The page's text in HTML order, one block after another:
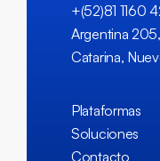
+(52)81 1160
Argentina
Catarina,
Plataformas
Soluciones
Contacto